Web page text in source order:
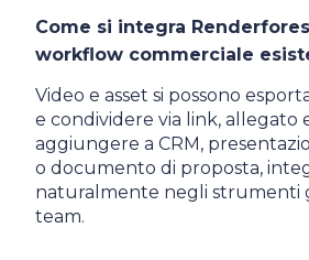
Come si integra
workflow commerciale
Video e asset si possono
e condividere via link, allegato
aggiungere a CRM,
o documento di proposta,
naturalmente negli strumenti
team.